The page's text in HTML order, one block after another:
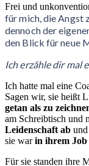
Frei und
für mich, die Angst
dennoch der
den Blick für neue
Ich erzähle dir mal
Ich hatte mal eine
Sagen wir, sie heißt
getan als zu
am Schreibtisch und
Leidenschaft ab
sie warin ihrem
Für sie standen ihre